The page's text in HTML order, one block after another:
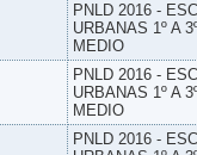
PNLD 2016 -
URBANAS 1º A
MEDIO
PNLD 2016 -
URBANAS 1º A
MEDIO
PNLD 2016 -